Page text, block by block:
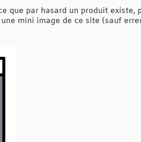
que par hasard un produit existe,
mini image de ce site (sauf